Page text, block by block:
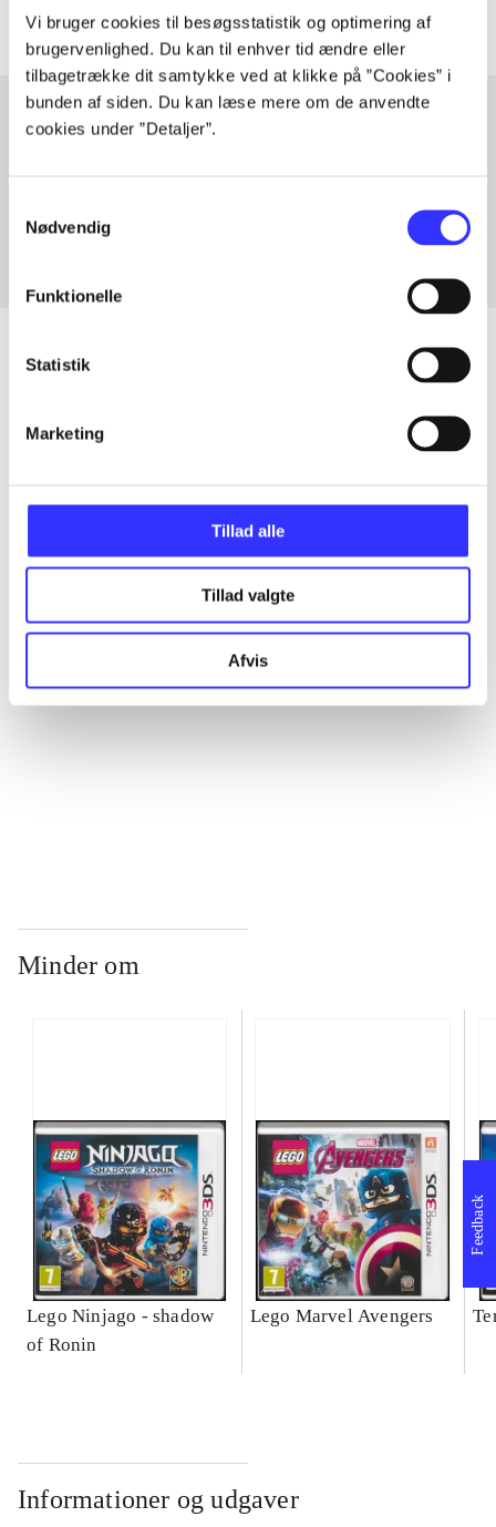
Vi bruger cookies til besøgsstatistik og optimering af
brugervenlighed. Du kan til enhver tid ændre eller
tilbagetrække dit samtykke ved at klikke på ”Cookies” i
bunden af siden. Du kan læse mere om de anvendte
cookies under ”Detaljer”.
Nødvendig
Funktionelle
Statistik
Marketing
Tillad alle
Tillad valgte
Afvis
Alle registrerede artikler fordelt på udgivelser
...
Minder om
Lego Ninjago - shadow
of Ronin
Lego Marvel Avengers
Informationer og udgaver
Feedback